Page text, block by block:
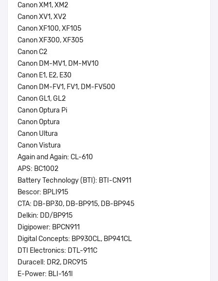
Canon XM1, XM2
Canon XV1, XV2
Canon XF100, XF105
Canon XF300, XF305
Canon C2
Canon DM-MV1, DM-MV10
Canon E1, E2, E30
Canon DM-FV1, FV1, DM-FV500
Canon GL1, GL2
Canon Optura Pi
Canon Optura
Canon Ultura
Canon Vistura
Again and Again: CL-610
APS: BC1002
Battery Technology (BTI): BTI-CN911
Bescor: BPLI915
CTA: DB-BP30, DB-BP915, DB-BP945
Delkin: DD/BP915
Digipower: BPCN911
Digital Concepts: BP930CL, BP941CL
DTI Electronics: DTL-911C
Duracell: DR2, DRC915
E-Power: BLI-161l